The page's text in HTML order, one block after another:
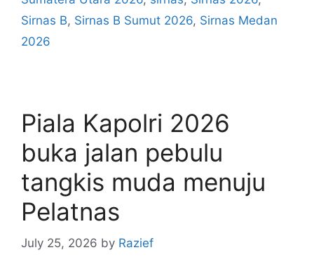
Sirnas B, Sirnas B Sumut 2026, Sirnas Medan
2026
Piala Kapolri 2026
buka jalan pebulu
tangkis muda menuju
Pelatnas
July 25, 2026 by Razief